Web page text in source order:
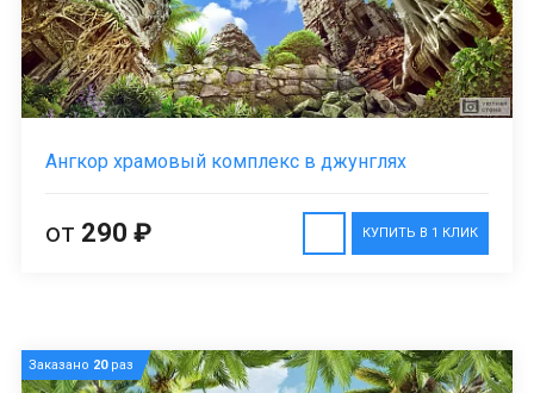
Ангкор храмовый комплекс в джунглях
КУПИТЬ В 1 КЛИК
от 290 ₽
Заказано 20раз